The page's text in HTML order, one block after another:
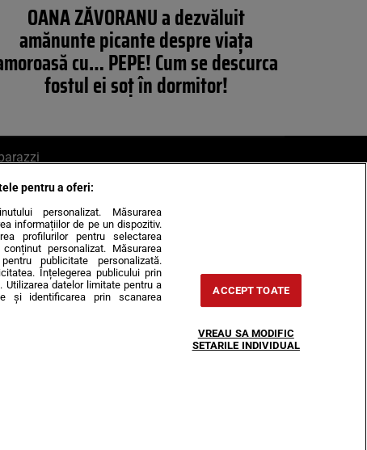
OANA ZĂVORANU a dezvăluit
amănunte picante despre viaţa
cu… PEPE! Cum se descurca
fostul ei soţ în dormitor!
mail la pont@cancan.ro
Horoscop
pentru a oferi:
personalizat. Măsurarea
informațiilor de pe un dispozitiv.
profilurilor pentru selectarea
personalizat. Măsurarea
publicitate personalizată.
Înțelegerea publicului prin
datelor limitate pentru a
și identificarea prin scanarea
ACCEPT TOATE
VREAU SA MODIFIC
SETARILE INDIVIDUAL